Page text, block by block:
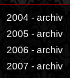
2004 - archiv
2005 - archiv
2006 - archiv
2007 - archiv